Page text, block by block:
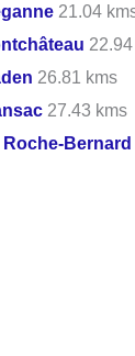
21.04
26.81 kms
27.43 kms
Roche-Bernard